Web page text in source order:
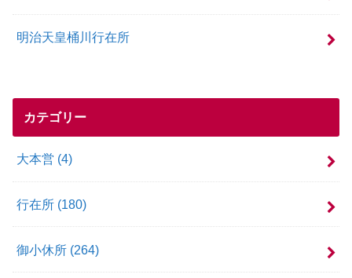
明治天皇桶川行在所
カテゴリー
大本営 (4)
行在所 (180)
御小休所 (264)